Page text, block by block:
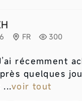
FR 300
récemment
quelques
...voir tout